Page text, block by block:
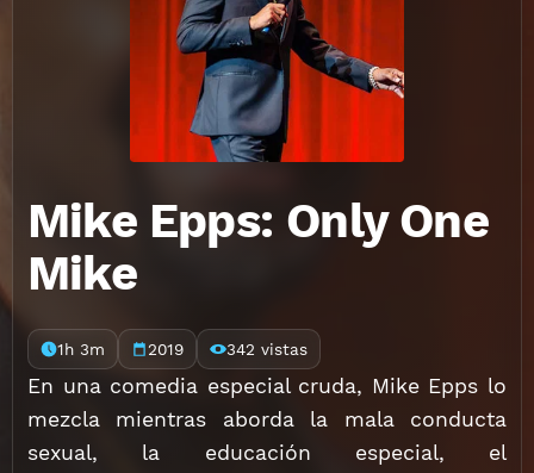
Mike Epps: Only One
Mike
1h 3m 2019 342 vistas
En una comedia especial cruda, Mike Epps lo
mezcla mientras aborda la mala conducta
sexual, la educación especial, el